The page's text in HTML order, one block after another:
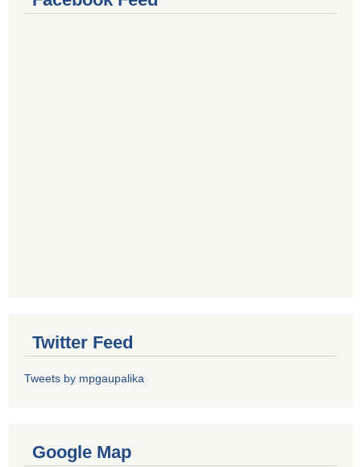
Twitter Feed
Tweets by mpgaupalika
Google Map